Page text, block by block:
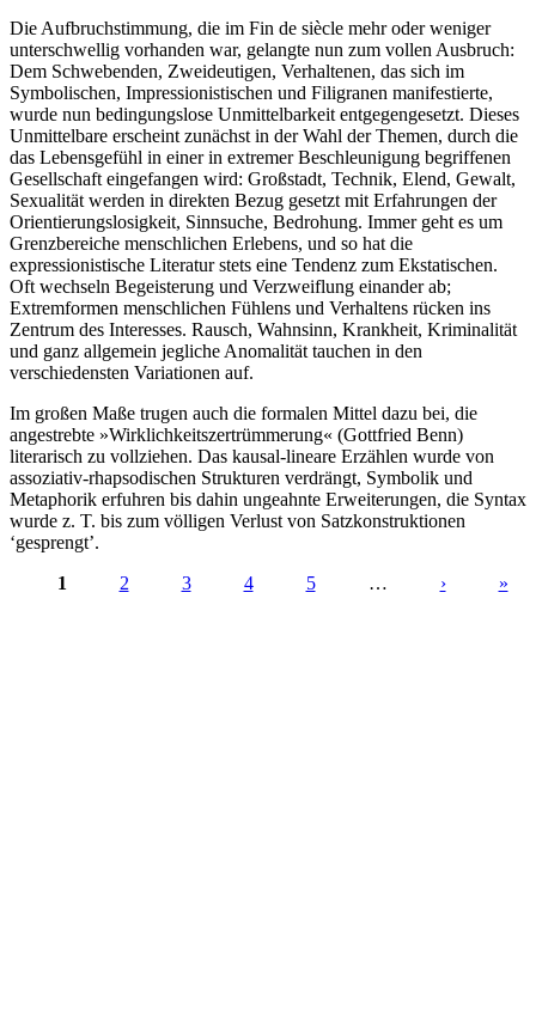
Die Aufbruchstimmung, die im Fin de siècle mehr oder weniger
unterschwellig vorhanden war, gelangte nun zum vollen Ausbruch:
Dem Schwebenden, Zweideutigen, Verhaltenen, das sich im
Symbolischen, Impressionistischen und Filigranen manifestierte,
wurde nun bedingungslose Unmittelbarkeit entgegengesetzt. Dieses
Unmittelbare erscheint zunächst in der Wahl der Themen, durch die
das Lebensgefühl in einer in extremer Beschleunigung begriffenen
Gesellschaft eingefangen wird: Großstadt, Technik, Elend, Gewalt,
Sexualität werden in direkten Bezug gesetzt mit Erfahrungen der
Orientierungslosigkeit, Sinnsuche, Bedrohung. Immer geht es um
Grenzbereiche menschlichen Erlebens, und so hat die
expressionistische Literatur stets eine Tendenz zum Ekstatischen.
Oft wechseln Begeisterung und Verzweiflung einander ab;
Extremformen menschlichen Fühlens und Verhaltens rücken ins
Zentrum des Interesses. Rausch, Wahnsinn, Krankheit, Kriminalität
und ganz allgemein jegliche Anomalität tauchen in den
verschiedensten Variationen auf.
Im großen Maße trugen auch die formalen Mittel dazu bei, die
angestrebte »Wirklichkeitszertrümmerung« (Gottfried Benn)
literarisch zu vollziehen. Das kausal-lineare Erzählen wurde von
assoziativ-rhapsodischen Strukturen verdrängt, Symbolik und
Metaphorik erfuhren bis dahin ungeahnte Erweiterungen, die Syntax
wurde z. T. bis zum völligen Verlust von Satzkonstruktionen
‘gesprengt’.
1 2 3 4 5 … › »